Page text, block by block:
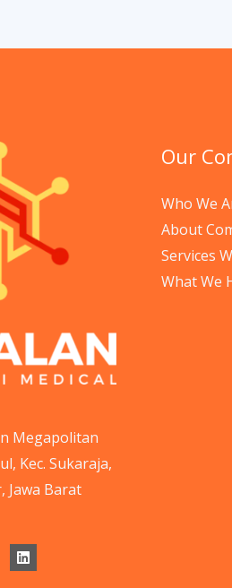
Megapolitan
Kec. Sukaraja,
Jawa Barat
Our
Who We
About
Services
What We